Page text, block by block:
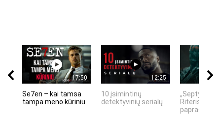
17:50
Se7en – kai tamsa
tampa meno kūriniu
12:25
10 įsimintinų
detektyvinių serialų
„Septynių
Riteris" – kai